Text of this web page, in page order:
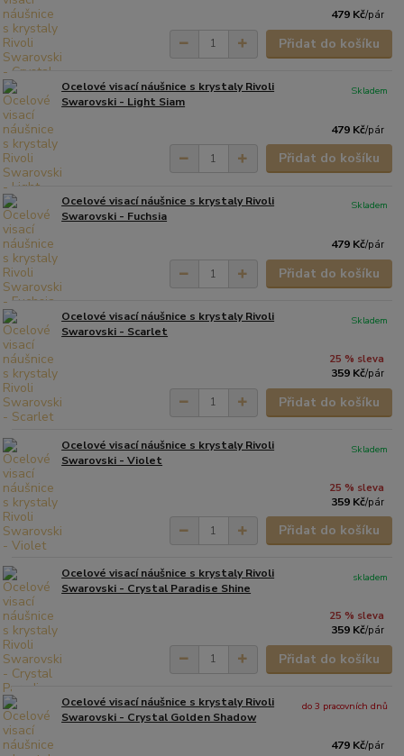
479 Kč/pár
Přidat do košíku
Ocelové visací náušnice s krystaly Rivoli
Swarovski - Light Siam
479 Kč/pár
Skladem
Přidat do košíku
Ocelové visací náušnice s krystaly Rivoli
Swarovski - Fuchsia
479 Kč/pár
Skladem
Přidat do košíku
Ocelové visací náušnice s krystaly Rivoli
Swarovski - Scarlet
25 % sleva
359 Kč/pár
Skladem
Přidat do košíku
Ocelové visací náušnice s krystaly Rivoli
Swarovski - Violet
25 % sleva
359 Kč/pár
Skladem
Přidat do košíku
Ocelové visací náušnice s krystaly Rivoli
Swarovski - Crystal Paradise Shine
25 % sleva
359 Kč/pár
skladem
Přidat do košíku
Ocelové visací náušnice s krystaly Rivoli
Swarovski - Crystal Golden Shadow
479 Kč/pár
do 3 pracovních dnů